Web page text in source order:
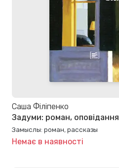
Саша Філіпенко
Задуми: роман, оповідання
Замыслы: роман, рассказы
Немає в наявності